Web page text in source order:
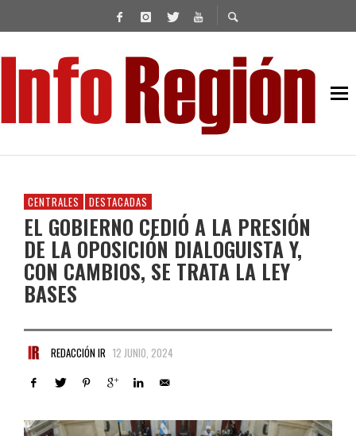
CENTRALES DESTACADAS
EL GOBIERNO CEDIÓ A LA PRESIÓN
DE LA OPOSICIÓN DIALOGUISTA Y,
CON CAMBIOS, SE TRATA LA LEY
BASES
REDACCIÓN IR 12 JUNIO, 2024